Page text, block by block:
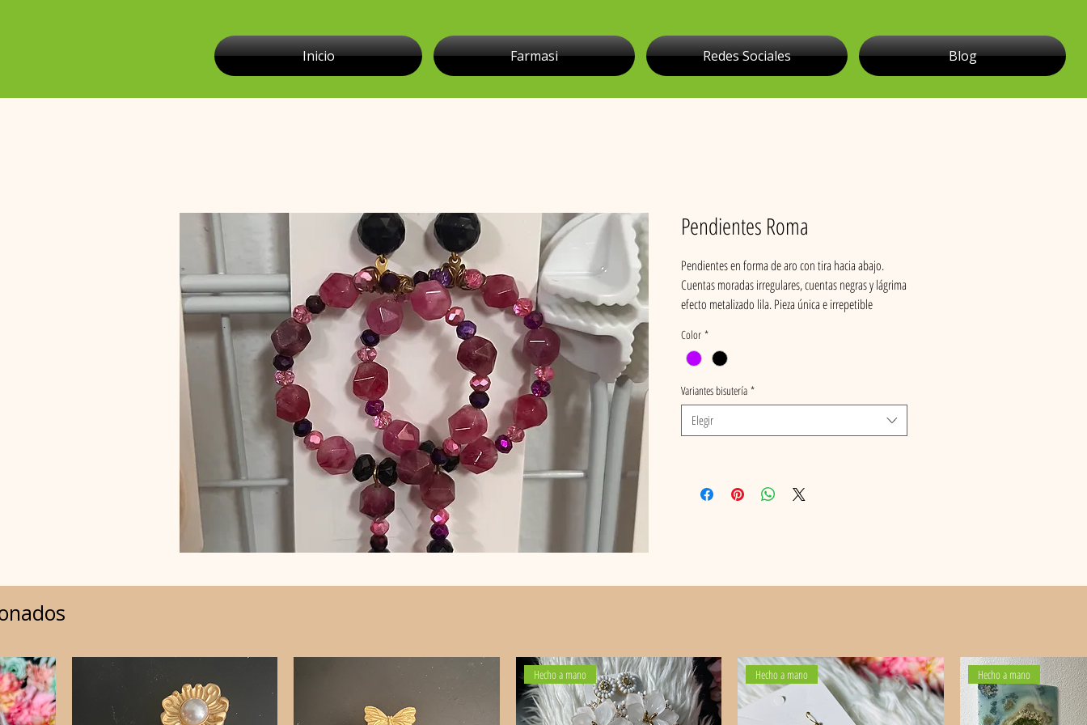
Inicio Farmasi Redes Sociales Blog
Pendientes Roma
Pendientes en forma de aro con tira hacia abajo.
Cuentas moradas irregulares, cuentas negras y lágrima
efecto metalizado lila. Pieza única e irrepetible
Color *
Variantes bisutería *
Elegir
Hecho a mano Hecho a mano Hecho a mano